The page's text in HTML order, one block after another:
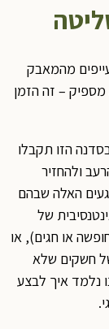
מהמאבק
– זה הזמן
הזו תקבלו
ולהחזיר
האלה שבהם
של
או חגים), או
חשקים שלא
נלמד איך לבצע